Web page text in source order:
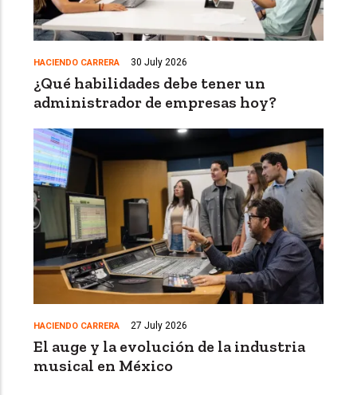
HACIENDO CARRERA 30 July 2026
¿Qué habilidades debe tener un
administrador de empresas hoy?
HACIENDO CARRERA 27 July 2026
El auge y la evolución de la industria
musical en México